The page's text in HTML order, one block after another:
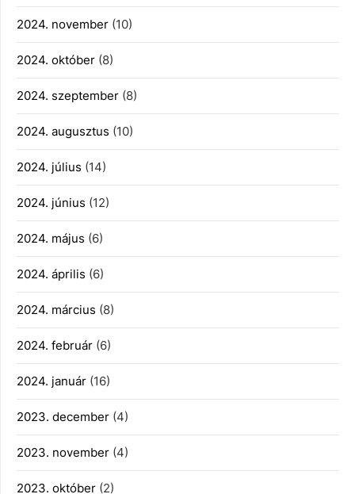
2024. november (10)
2024. október (8)
2024. szeptember (8)
2024. augusztus (10)
2024. július (14)
2024. június (12)
2024. május (6)
2024. április (6)
2024. március (8)
2024. február (6)
2024. január (16)
2023. december (4)
2023. november (4)
2023. október (2)